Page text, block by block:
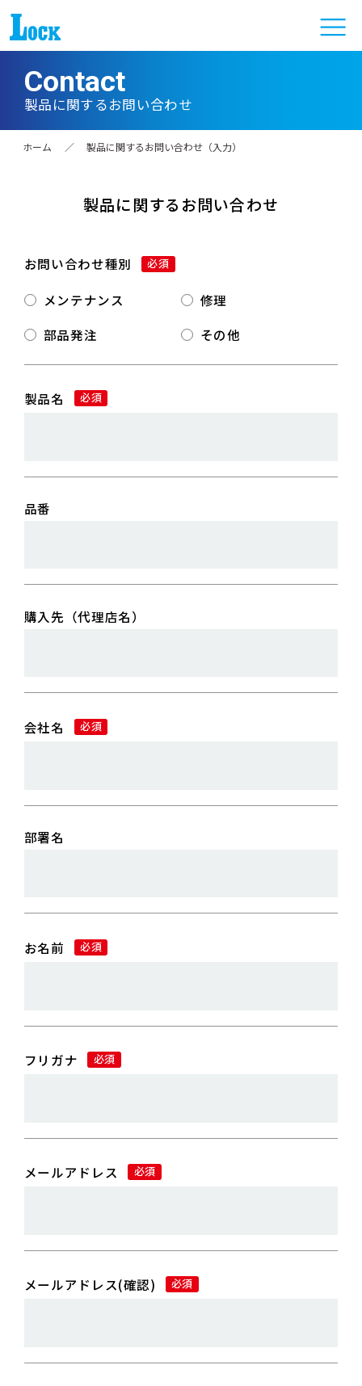
Contact
製品に関するお問い合わせ
ホーム ／ 製品に関するお問い合わせ（入力）
製品に関するお問い合わせ
お問い合わせ種別 必須
メンテナンス
修理
部品発注
その他
製品名 必須
品番
購入先（代理店名）
会社名 必須
部署名
お名前 必須
フリガナ 必須
メールアドレス 必須
メールアドレス(確認) 必須